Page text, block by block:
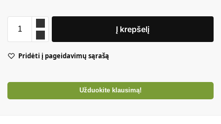
Į krepšelį
Pridėti į pageidavimų sąrašą
Užduokite klausimą!